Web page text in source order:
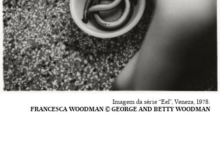
Imagem da série “Eel”, Veneza, 1978.
FRANCESCA WOODMAN © GEORGE AND BETTY WOODMAN